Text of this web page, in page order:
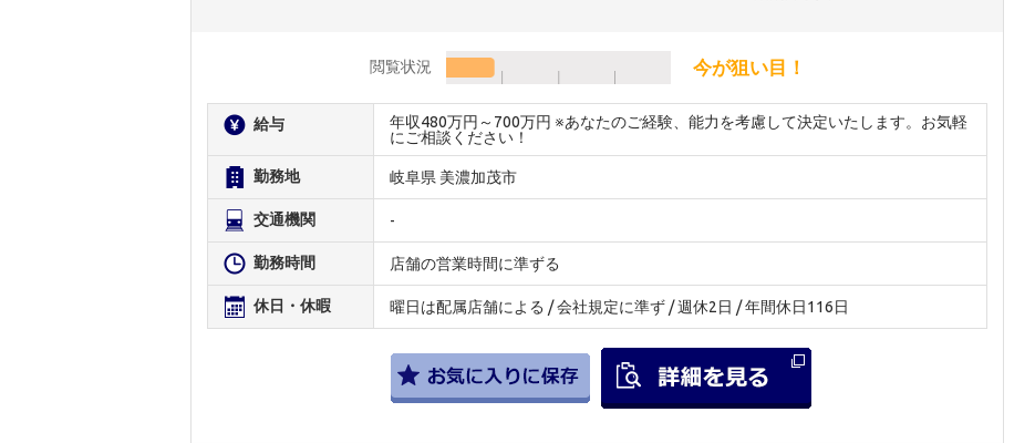
閲覧状況 今が狙い目！
給与
年収480万円～700万円 ※あなたのご経験、能力を考慮して決定いたします。お気軽
にご相談ください！
勤務地 岐阜県 美濃加茂市
交通機関 -
勤務時間 店舗の営業時間に準ずる
休日・休暇 曜日は配属店舗による / 会社規定に準ず / 週休2日 / 年間休日116日